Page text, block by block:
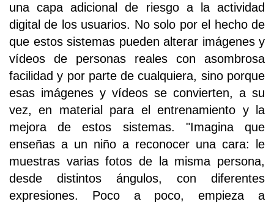
una capa adicional de riesgo a la actividad
digital de los usuarios. No solo por el hecho de
que estos sistemas pueden alterar imágenes y
vídeos de personas reales con asombrosa
facilidad y por parte de cualquiera, sino porque
esas imágenes y vídeos se convierten, a su
vez, en material para el entrenamiento y la
mejora de estos sistemas. "Imagina que
enseñas a un niño a reconocer una cara: le
muestras varias fotos de la misma persona,
desde distintos ángulos, con diferentes
expresiones. Poco a poco, empieza a